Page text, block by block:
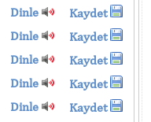
Dinle
Kaydet
Dinle
Kaydet
Dinle
Kaydet
Dinle
Kaydet
Dinle
Kaydet